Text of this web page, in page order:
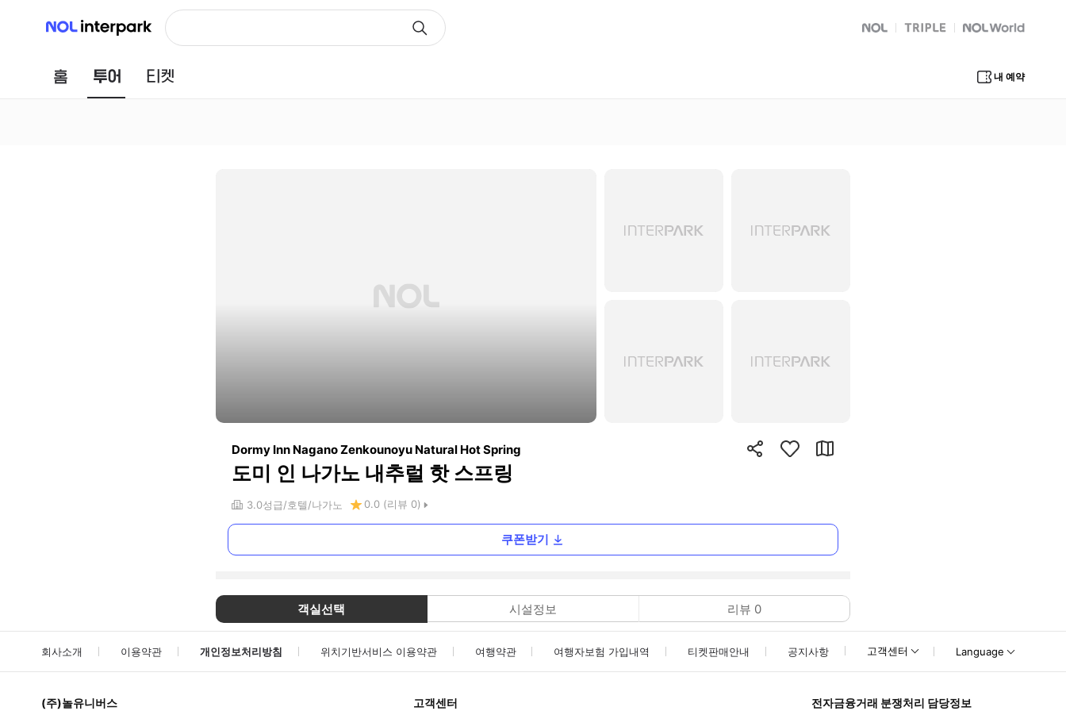
NOL 인터파크
NOL
트리플 Global Interpark
홈 투어 내 예약
Dormy Inn Nagano Zenkounoyu Natural Hot Spring
도미 인 나가노 내추럴 핫 스프링
3.0성급 호텔 나가노 0.0 (리뷰 0)
쿠폰받기
객실선택 시설정보 리뷰 0
회사소개 이용약관 개인정보처리방침 위치기반서비스 이용약관 여행약관 여행자보험 가입내역 티켓판매안내 공지사항 고객센터 Language
(주)놀유니버스 고객센터 전자금융거래 분쟁처리 담당정보